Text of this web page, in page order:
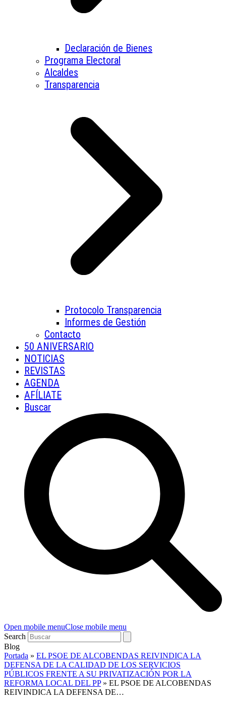
Declaración de Bienes
Programa Electoral
Alcaldes
Transparencia
Protocolo Transparencia
Informes de Gestión
Contacto
50 ANIVERSARIO
NOTICIAS
REVISTAS
AGENDA
AFÍLIATE
Buscar
Open mobile menuClose mobile menu
Search
Blog
Portada » EL PSOE DE ALCOBENDAS REIVINDICA LA
DEFENSA DE LA CALIDAD DE LOS SERVICIOS
PÚBLICOS FRENTE A SU PRIVATIZACIÓN POR LA
REFORMA LOCAL DEL PP» EL PSOE DE ALCOBENDAS
REIVINDICA LA DEFENSA DE…